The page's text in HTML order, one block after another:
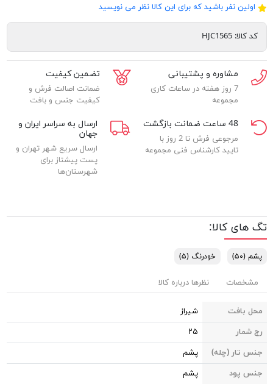
اولین نفر باشید که برای این کالا نظر می نویسید
کد کالا: HJC1565
مشاوره و پشتیبانی
7 روز هفته در ساعات کاری
مجموعه
تضمین کیفیت
ضمانت اصالت فرش و
کیفیت جنس و بافت
48 ساعت ضمانت بازگشت
مرجوعی فرش تا 2 روز با
تایید کارشناس فنی مجموعه
ارسال به سراسر ایران و
جهان
ارسال سریع شهر تهران و
پست پیشتاز برای
شهرستان‌ها
تگ های کالا:
پشم(۵۰) خودرنگ(۵)
مشخصات نظرها درباره کالا
محل بافت
شیراز
رج شمار
۲۵
جنس تار (چله)
پشم
جنس پود
پشم